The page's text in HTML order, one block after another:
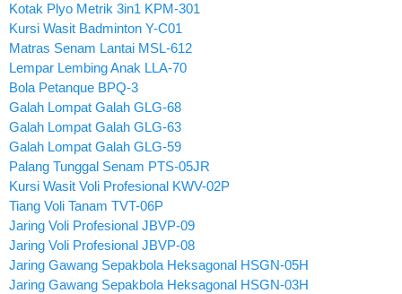
Kotak Plyo Metrik 3in1 KPM-301
Kursi Wasit Badminton Y-C01
Matras Senam Lantai MSL-612
Lempar Lembing Anak LLA-70
Bola Petanque BPQ-3
Galah Lompat Galah GLG-68
Galah Lompat Galah GLG-63
Galah Lompat Galah GLG-59
Palang Tunggal Senam PTS-05JR
Kursi Wasit Voli Profesional KWV-02P
Tiang Voli Tanam TVT-06P
Jaring Voli Profesional JBVP-09
Jaring Voli Profesional JBVP-08
Jaring Gawang Sepakbola Heksagonal HSGN-05H
Jaring Gawang Sepakbola Heksagonal HSGN-03H